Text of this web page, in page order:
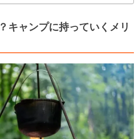
キャンプに持っていくメリ